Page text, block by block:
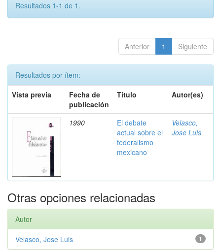
Resultados 1-1 de 1.
Anterior 1 Siguiente
Resultados por ítem:
Vista previa
Fecha de
publicación
Título Autor(es)
1990
El debate
actual sobre el
federalismo
mexicano
Velasco,
Jose Luis
Otras opciones relacionadas
Autor
1
Velasco, Jose Luis